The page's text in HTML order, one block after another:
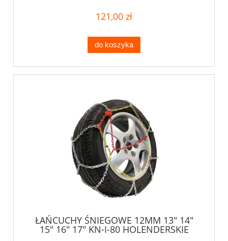
121,00 zł
do koszyka
ŁAŃCUCHY ŚNIEGOWE 12MM 13" 14"
15" 16" 17" KN-I-80 HOLENDERSKIE